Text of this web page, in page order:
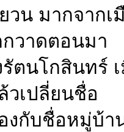
วน มากจากเ
กวาดตอนมา
ตนโกสินทร์
เปลี่ยนชื่อ
งกับชื่อหมู่บ้า